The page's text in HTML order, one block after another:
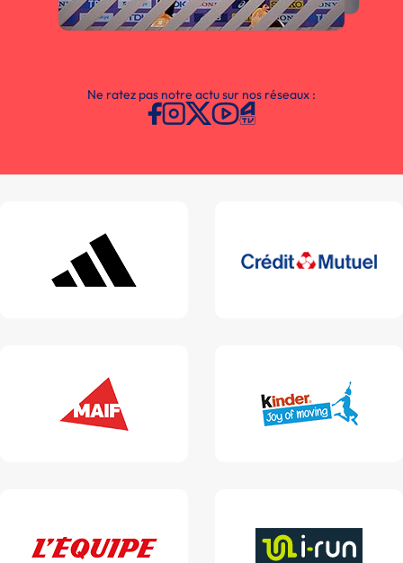
Ne ratez pas notre actu sur nos réseaux :